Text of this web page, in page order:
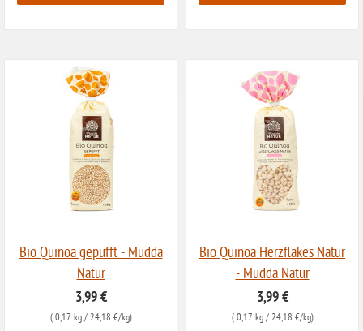
ohne Zuckerzusatz
ohne Reis
ohne Mais
ohne Senf
ohne Sesam
ohne Guarkernmehl
ohne Buchweizen
ohne Vanille
Bio Quinoa gepufft - Mudda
Natur
3,99 €
( 0,17 kg/ 24,18 €/kg)
Bio Quinoa Herzflakes Natur
- Mudda Natur
3,99 €
( 0,17 kg/ 24,18 €/kg)